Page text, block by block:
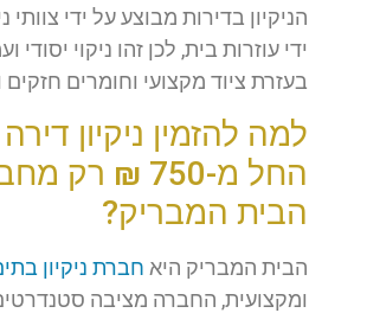
הניקיון בדירות מבוצע על ידי צוותי
ידי עוזרות בית, לכן זהו ניקוי יסודי
בעזרת ציוד מקצועי וחומרים חזקים
למה להזמין ניקיון
החל מ-750 ₪ רק
הבית המבריק?
הבית המבריק היא חברת ניקיון
ומקצועית, החברה מציבה